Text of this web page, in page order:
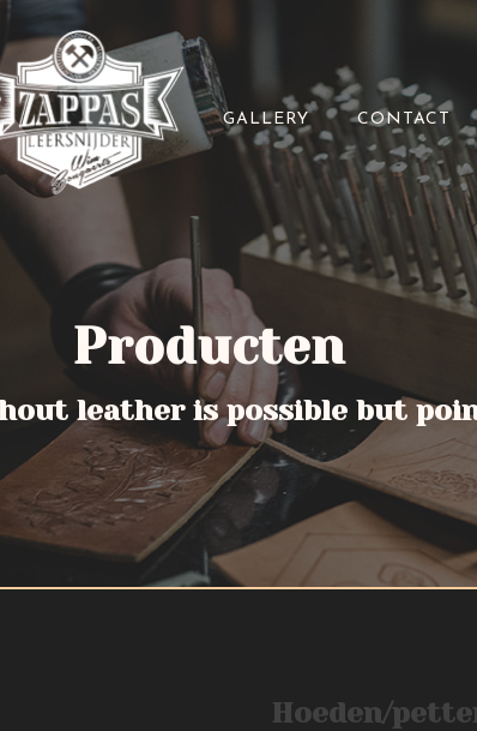
GALLERY CONTACT
Producten
leather is possible but
Hoeden/